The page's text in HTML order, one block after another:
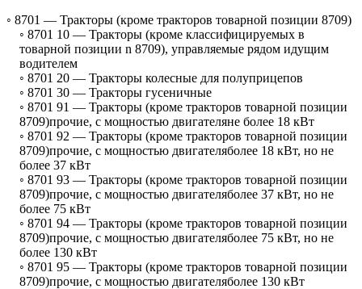
◦ 8701 — Тракторы (кроме тракторов товарной позиции 8709)
◦ 8701 10 — Тракторы (кроме классифицируемых в
товарной позиции n 8709), управляемые рядом идущим
водителем
◦ 8701 20 — Тракторы колесные для полуприцепов
◦ 8701 30 — Тракторы гусеничные
◦ 8701 91 — Тракторы (кроме тракторов товарной позиции
8709)прочие, с мощностью двигателяне более 18 кВт
◦ 8701 92 — Тракторы (кроме тракторов товарной позиции
8709)прочие, с мощностью двигателяболее 18 кВт, но не
более 37 кВт
◦ 8701 93 — Тракторы (кроме тракторов товарной позиции
8709)прочие, с мощностью двигателяболее 37 кВт, но не
более 75 кВт
◦ 8701 94 — Тракторы (кроме тракторов товарной позиции
8709)прочие, с мощностью двигателяболее 75 кВт, но не
более 130 кВт
◦ 8701 95 — Тракторы (кроме тракторов товарной позиции
8709)прочие, с мощностью двигателяболее 130 кВт